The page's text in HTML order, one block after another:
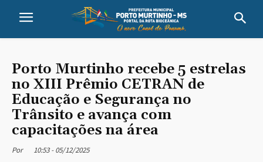
Porto Murtinho recebe 5 estrelas
no XIII Prêmio CETRAN de
Educação e Segurança no
Trânsito e avança com
capacitações na área
Por 10:53 - 05/12/2025